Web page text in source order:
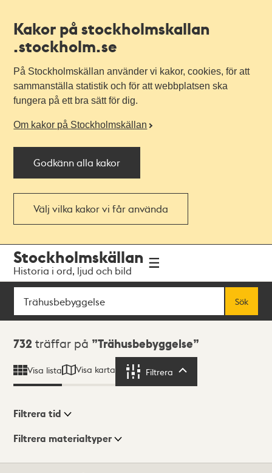
Kakor på stockholmskallan
.stockholm.se
På Stockholmskällan använder vi kakor, cookies, för att
sammanställa statistik och för att webbplatsen ska
fungera på ett bra sätt för dig.
Om kakor på Stockholmskällan
Godkänn alla kakor
Välj vilka kakor vi får använda
navigationen
huvudinnehållet
Stockholmskällan
Historia i ord, ljud och bild
Sök
Sök
Sökresultat
732 träffar på Trähusbebyggelse
Visa lista Visa karta Filtrera
Visningsläge
Filtrera tid
Filtrera materialtyper